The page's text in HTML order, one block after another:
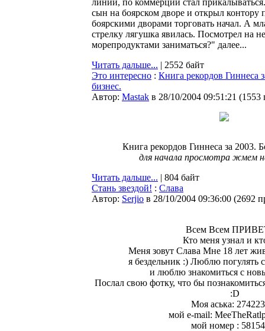
линии, по коммерции стал
сын на боярском дворе и открыл контору
боярскими дворами торговать начал. А
стрелку лягушка явилась. Посмотрел на
морепродуктами заниматься?" далее...
Читать дальше... | 2552 байт
Это интересно : Книга рекордов Гиннеса
бизнес.
Автор: Мastak в 28/10/2004 09:51:21 (1553
Книга рекордов Гиннеса за 2003.
для начала просмотра жмем
Читать дальше... | 804 байт
Стань звездой! : Слава
Автор: Serjio в 28/10/2004 09:36:00 (2692
Всем Всем
Кто меня узнал и
Меня зовут Слава Мне 18 лет
я бездельник :) Люблю
и люблю знакомиться с
Послал свою фотку, что бы
:D
Моя аська:
мой e-mail:
мой номер :